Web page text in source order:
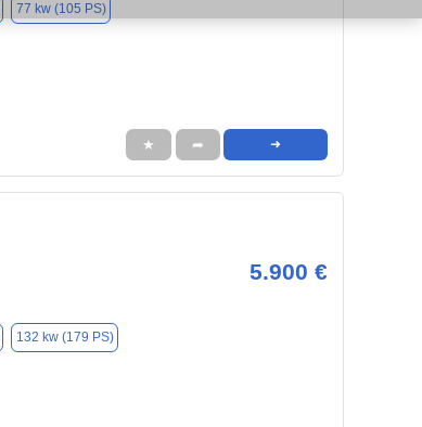
77 kw (105 PS)
★ ➦ ➜
5.900 €
132 kw (179 PS)